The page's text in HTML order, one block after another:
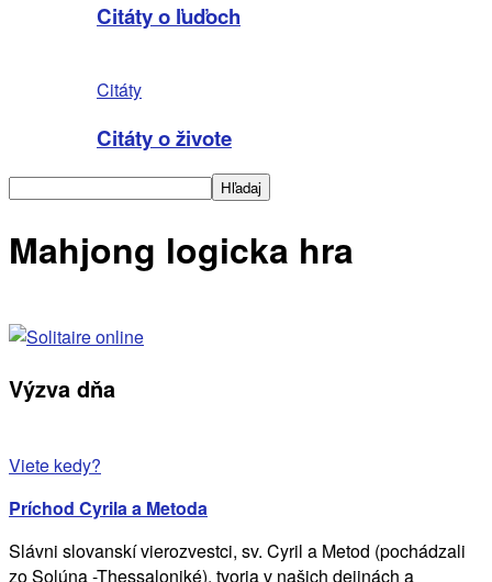
Citáty o ľuďoch
Citáty
Citáty o živote
Mahjong logicka hra
Výzva dňa
Viete kedy?
Príchod Cyrila a Metoda
Slávni slovanskí vierozvestci, sv. Cyril a Metod (pochádzali
zo Solúna -Thessaloniké), tvoria v našich dejinách a